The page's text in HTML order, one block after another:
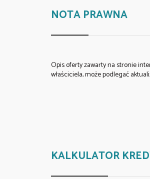
NOTA PRAWNA
Opis oferty zawarty na stronie
właściciela, może podlegać
KALKULATOR